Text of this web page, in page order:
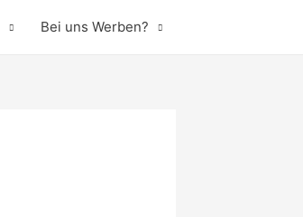
Bei uns Werben?